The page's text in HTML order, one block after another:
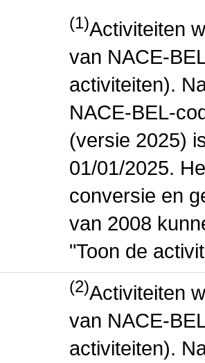
(1)Activiteiten
van NACE-
activiteiten).
NACE-BEL-
(versie 2025)
01/01/2025.
conversie en
van 2008
"Toon de
(2)Activiteiten
van NACE-
activiteiten).